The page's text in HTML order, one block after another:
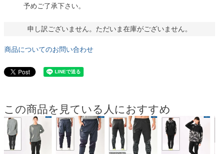
予めご了承下さい。
申し訳ございません。ただいま在庫がございません。
商品についてのお問い合わせ
この商品を見ている人におすすめ